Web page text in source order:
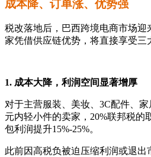
成本降、订单涨、优势强
税改落地后，巴西跨境电商市场
家凭借供应链优势，将直接享受三
1. 成本大降，利润空间显著增厚
对于主营服装、美妆、3C配件、
元内轻小件的卖家，20%联邦税的
包利润提升15%-25%。
此前因高税负被迫压缩利润或退